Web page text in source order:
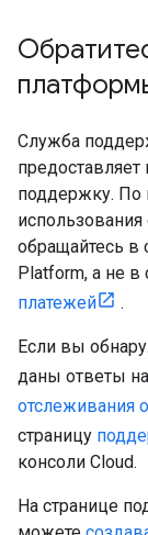
Служба
поддержку. По
обращайтесь в
Platform, а не в
платежей
.
Если вы
даны ответы на
отслеживания
страницу
консоли Cloud.
На странице